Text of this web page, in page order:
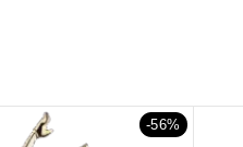
-56%